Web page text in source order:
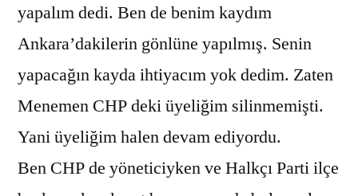
yapalım dedi. Ben de benim kaydım
Ankara’dakilerin gönlüne yapılmış. Senin
yapacağın kayda ihtiyacım yok dedim. Zaten
Menemen CHP deki üyeliğim silinmemişti.
Yani üyeliğim halen devam ediyordu.
Ben CHP de yöneticiyken ve Halkçı Parti ilçe